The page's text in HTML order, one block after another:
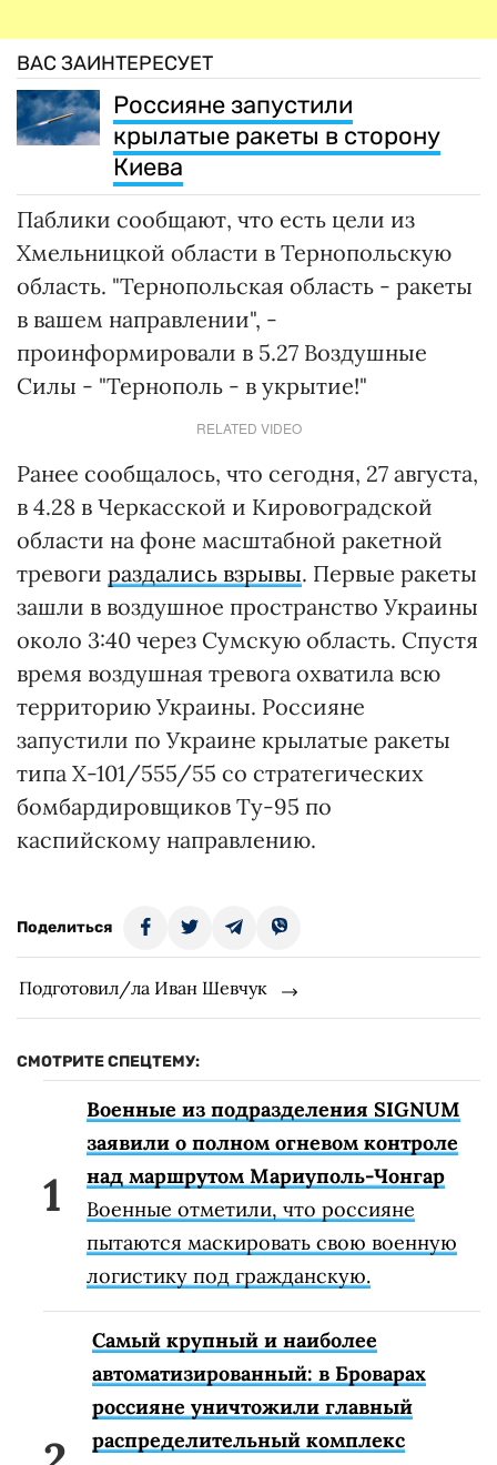
ВАС ЗАИНТЕРЕСУЕТ
Россияне запустили
крылатые ракеты в сторону
Киева
Паблики сообщают, что есть цели из
Хмельницкой области в Тернопольскую
область. "Тернопольская область - ракеты
в вашем направлении", -
проинформировали в 5.27 Воздушные
Силы - "Тернополь - в укрытие!"
RELATED VIDEO
Ранее сообщалось, что сегодня, 27 августа,
в 4.28 в Черкасской и Кировоградской
области на фоне масштабной ракетной
тревоги раздались взрывы. Первые ракеты
зашли в воздушное пространство Украины
около 3:40 через Сумскую область. Спустя
время воздушная тревога охватила всю
территорию Украины. Россияне
запустили по Украине крылатые ракеты
типа Х-101/555/55 со стратегических
бомбардировщиков Ту-95 по
каспийскому направлению.
Поделиться
Подготовил/ла Иван Шевчук
СМОТРИТЕ СПЕЦТЕМУ:
Военные из подразделения SIGNUM
заявили о полном огневом контроле
над маршрутом Мариуполь-Чонгар
Военные отметили, что россияне
пытаются маскировать свою военную
логистику под гражданскую.
Самый крупный и наиболее
автоматизированный: в Броварах
россияне уничтожили главный
распределительный комплекс